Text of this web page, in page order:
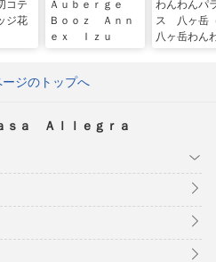
コテ
ジ花
Ａｕｂｅｒｇｅ
Ｂｏｏｚ Ａｎｎ
ｅｘ Ｉｚｕ
わんわんパ
ス 八ヶ岳
八ヶ岳わん
ージのトップへ
ａ Ａｌｌｅｇｒａ